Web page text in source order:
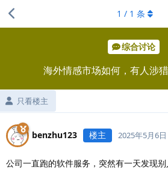
综合讨论
海外情感市场如何，有人涉
只看楼主
1 / 1 条
benzhu123 楼主 2025年5月6日
公司一直跑的软件服务，突然有一天发现别